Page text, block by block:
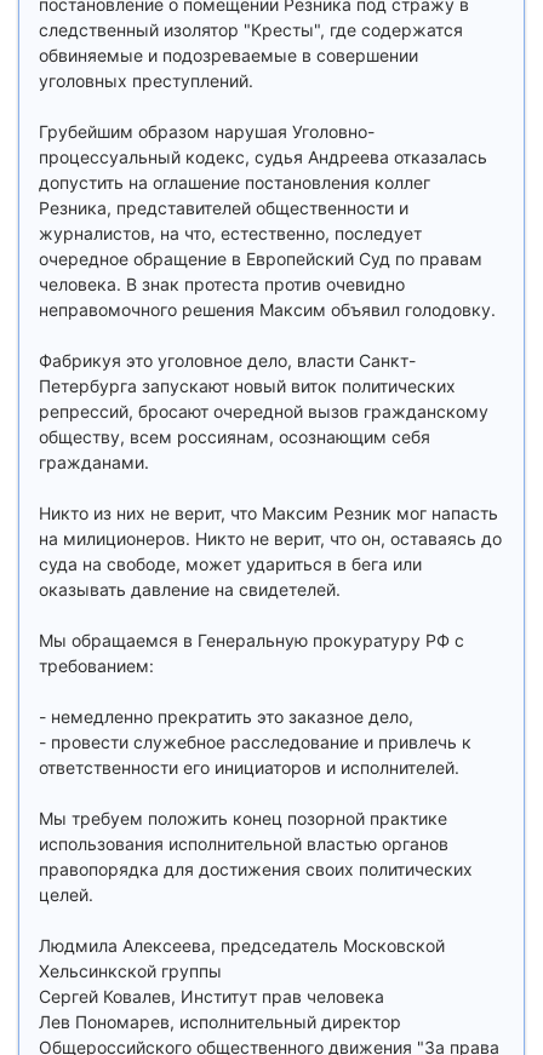
постановление о помещении Резника под стражу в
следственный изолятор "Кресты", где содержатся
обвиняемые и подозреваемые в совершении
уголовных преступлений.
Грубейшим образом нарушая Уголовно-
процессуальный кодекс, судья Андреева отказалась
допустить на оглашение постановления коллег
Резника, представителей общественности и
журналистов, на что, естественно, последует
очередное обращение в Европейский Суд по правам
человека. В знак протеста против очевидно
неправомочного решения Максим объявил голодовку.
Фабрикуя это уголовное дело, власти Санкт-
Петербурга запускают новый виток политических
репрессий, бросают очередной вызов гражданскому
обществу, всем россиянам, осознающим себя
гражданами.
Никто из них не верит, что Максим Резник мог напасть
на милиционеров. Никто не верит, что он, оставаясь до
суда на свободе, может удариться в бега или
оказывать давление на свидетелей.
Мы обращаемся в Генеральную прокуратуру РФ с
требованием:
- немедленно прекратить это заказное дело,
- провести служебное расследование и привлечь к
ответственности его инициаторов и исполнителей.
Мы требуем положить конец позорной практике
использования исполнительной властью органов
правопорядка для достижения своих политических
целей.
Людмила Алексеева, председатель Московской
Хельсинкской группы
Сергей Ковалев, Институт прав человека
Лев Пономарев, исполнительный директор
Общероссийского общественного движения "За права